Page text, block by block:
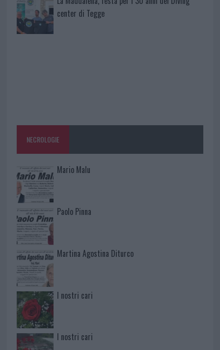
center di Tegge
NECROLOGIE
Mario Malu
Paolo Pinna
Martina Agostina Diturco
I nostri cari
I nostri cari